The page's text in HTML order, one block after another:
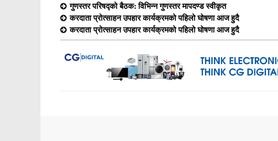
गुणस्तर परिषद्को बैठक: विभिन्न गुणस्तर मापदण्ड स्वीकृत
करदाता प्रोत्साहन उपहार कार्यक्रमको पहिलो घोषणा आज हुदै
करदाता प्रोत्साहन उपहार कार्यक्रमको पहिलो घोषणा आज हुदै